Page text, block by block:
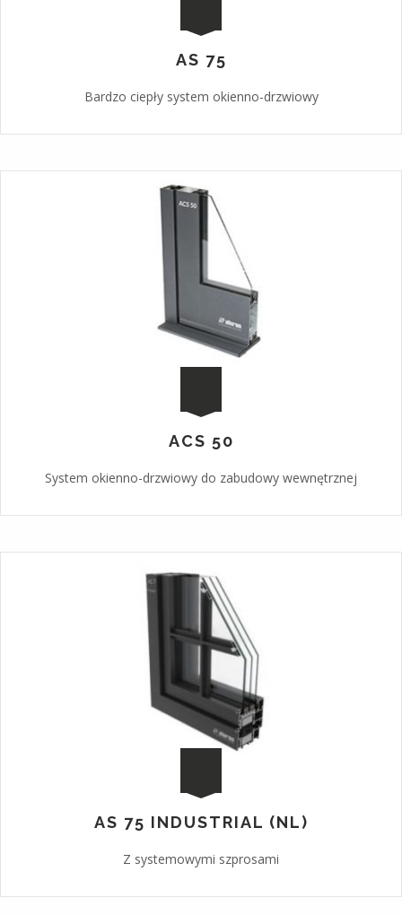
AS 75
Bardzo ciepły system okienno-drzwiowy
ACS 50
System okienno-drzwiowy do zabudowy wewnętrznej
AS 75 INDUSTRIAL (NL)
Z systemowymi szprosami